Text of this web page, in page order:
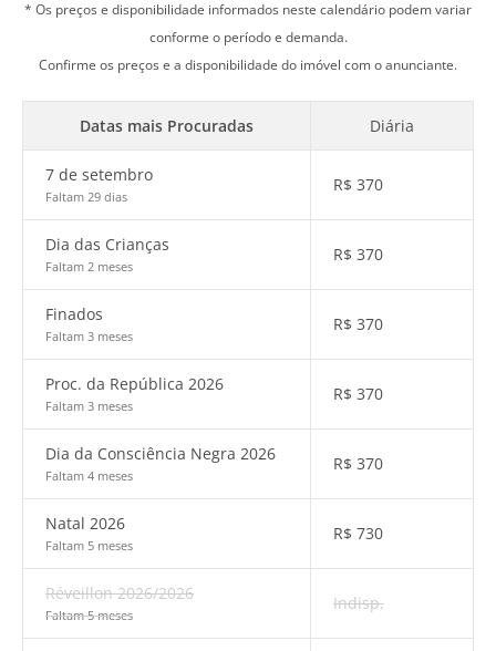
* Os preços e disponibilidade informados neste calendário podem variar
conforme o período e demanda.
Confirme os preços e a disponibilidade do imóvel com o anunciante.
Datas mais Procuradas Diária
7 de setembro
Faltam 29 dias
R$ 370
Dia das Crianças
Faltam 2 meses
R$ 370
Finados
Faltam 3 meses
R$ 370
Proc. da República 2026
Faltam 3 meses
R$ 370
Dia da Consciência Negra 2026
Faltam 4 meses
R$ 370
Natal 2026
Faltam 5 meses
R$ 730
Réveillon 2026/2026
Faltam 5 meses
Indisp.